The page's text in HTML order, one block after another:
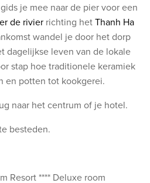
je mee naar de pier voor een
de rivier richting hetThanh Ha
wandel je door het dorp
dagelijkse leven van de lokale
stap hoe traditionele keramiek
en potten tot kookgerei.
naar het centrum of je hotel.
besteden.
Resort **** Deluxe room